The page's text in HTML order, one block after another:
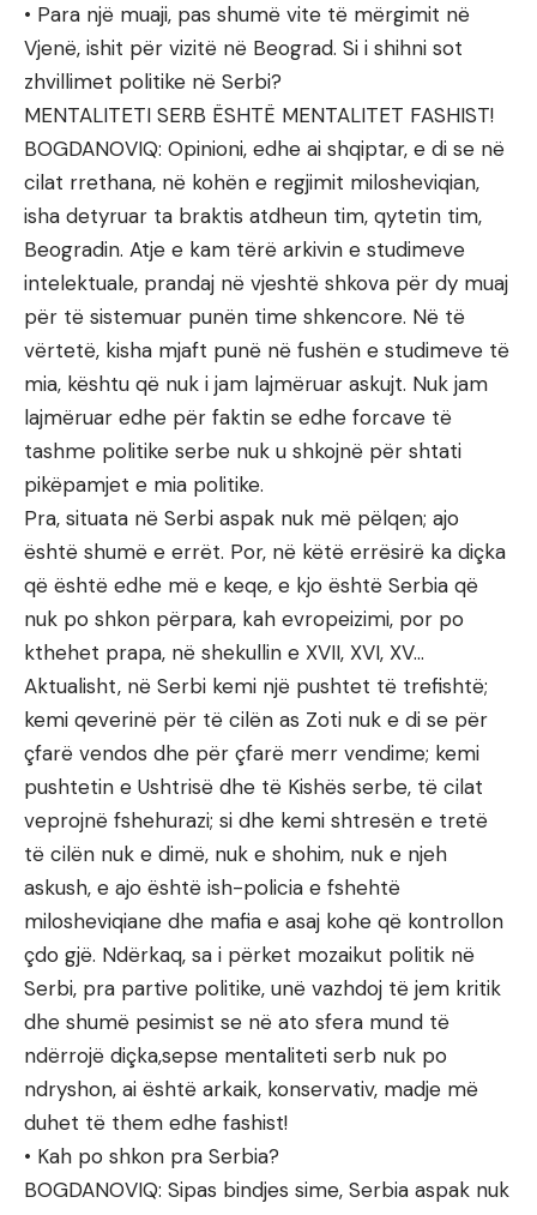
• Para një muaji, pas shumë vite të mërgimit në
Vjenë, ishit për vizitë në Beograd. Si i shihni sot
zhvillimet politike në Serbi?
MENTALITETI SERB ËSHTË MENTALITET FASHIST!
BOGDANOVIQ: Opinioni, edhe ai shqiptar, e di se në
cilat rrethana, në kohën e regjimit milosheviqian,
isha detyruar ta braktis atdheun tim, qytetin tim,
Beogradin. Atje e kam tërë arkivin e studimeve
intelektuale, prandaj në vjeshtë shkova për dy muaj
për të sistemuar punën time shkencore. Në të
vërtetë, kisha mjaft punë në fushën e studimeve të
mia, kështu që nuk i jam lajmëruar askujt. Nuk jam
lajmëruar edhe për faktin se edhe forcave të
tashme politike serbe nuk u shkojnë për shtati
pikëpamjet e mia politike.
Pra, situata në Serbi aspak nuk më pëlqen; ajo
është shumë e errët. Por, në këtë errësirë ka diçka
që është edhe më e keqe, e kjo është Serbia që
nuk po shkon përpara, kah evropeizimi, por po
kthehet prapa, në shekullin e XVII, XVI, XV…
Aktualisht, në Serbi kemi një pushtet të trefishtë;
kemi qeverinë për të cilën as Zoti nuk e di se për
çfarë vendos dhe për çfarë merr vendime; kemi
pushtetin e Ushtrisë dhe të Kishës serbe, të cilat
veprojnë fshehurazi; si dhe kemi shtresën e tretë
të cilën nuk e dimë, nuk e shohim, nuk e njeh
askush, e ajo është ish-policia e fshehtë
milosheviqiane dhe mafia e asaj kohe që kontrollon
çdo gjë. Ndërkaq, sa i përket mozaikut politik në
Serbi, pra partive politike, unë vazhdoj të jem kritik
dhe shumë pesimist se në ato sfera mund të
ndërrojë diçka,sepse mentaliteti serb nuk po
ndryshon, ai është arkaik, konservativ, madje më
duhet të them edhe fashist!
• Kah po shkon pra Serbia?
BOGDANOVIQ: Sipas bindjes sime, Serbia aspak nuk